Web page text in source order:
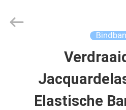
PRODUCTEN
Accessories
Co.,Ltd.
Elastische